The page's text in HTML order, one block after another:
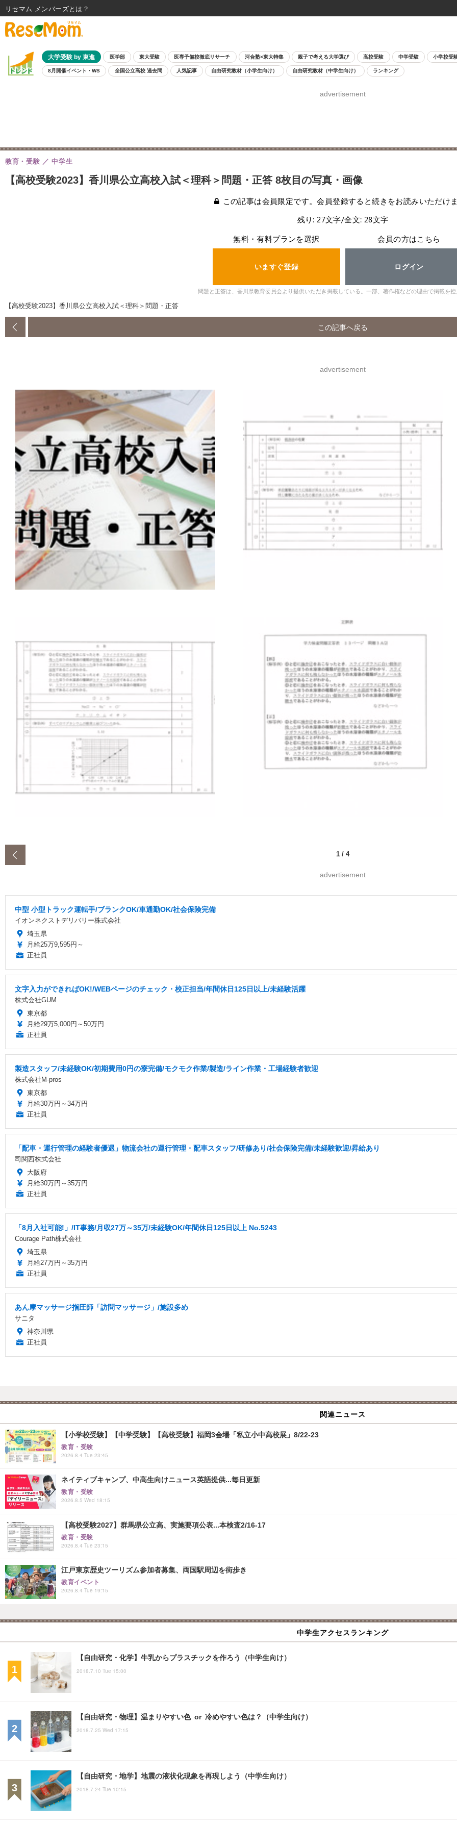
大学受験 by 東進 医学部 東大受験 医専予備校徹底リサーチ 河合塾×東大特集 親子で考える大学選び 高校受験 中学受験 小学校受
8月開催イベント・WS 全国公立高校 過去問 人気記事 自由研究教材（小学生向け） 自由研究教材（中学生向け） ランキング
advertisement
【高校受験2023】香川県公立高校入試＜理科＞問題・正答 8枚目の写真・画像
教育・受験 中学生
この記事は会員限定です。会員登録すると続きをお読みいただけま
残り: 27文字/全文: 28文字
無料・有料プランを選択
いますぐ登録
会員の方はこちら
ログイン
問題と正答は、香川県教育委員会より提供いただき掲載している。一部、著作権などの理由で掲載を
【高校受験2023】香川県公立高校入試＜理科＞問題・正答
この記事へ戻る
advertisement
1 / 4
advertisement
中型 小型トラック運転手/ブランクOK/車通勤OK/社会保険完備
イオンネクストデリバリー株式会社
埼玉県
月給25万9,595円～
正社員
文字入力ができればOK!/WEBページのチェック・校正担当/年間休日125日以上/未経験活躍
株式会社GUM
東京都
月給29万5,000円～50万円
正社員
製造スタッフ/未経験OK/初期費用0円の寮完備/モクモク作業/製造/ライン作業・工場経験者歓迎
株式会社M-pros
東京都
月給30万円～34万円
正社員
「配車・運行管理の経験者優遇」物流会社の運行管理・配車スタッフ/研修あり/社会保険完備/未経験歓迎/昇給あり
司関西株式会社
大阪府
月給30万円～35万円
正社員
「8月入社可能!」/IT事務/月収27万～35万/未経験OK/年間休日125日以上 No.5243
Courage Path株式会社
埼玉県
月給27万円～35万円
正社員
あん摩マッサージ指圧師「訪問マッサージ」/施設多め
サニタ
神奈川県
正社員
関連ニュース
【小学校受験】【中学受験】【高校受験】福岡3会場「私立小中高校展」8/22-23
教育・受験
2026.8.4 Tue 23:45
ネイティブキャンプ、中高生向けニュース英語提供...毎日更新
教育・受験
2026.8.5 Wed 18:15
【高校受験2027】群馬県公立高、実施要項公表...本検査2/16-17
教育・受験
2026.8.4 Tue 23:15
江戸東京歴史ツーリズム参加者募集、両国駅周辺を街歩き
教育イベント
2026.8.4 Tue 19:15
中学生アクセスランキング
【自由研究・化学】牛乳からプラスチックを作ろう（中学生向け）
2018.7.10 Tue 15:00
【自由研究・物理】温まりやすい色 or 冷めやすい色は？（中学生向け）
2018.7.25 Wed 17:15
【自由研究・地学】地震の液状化現象を再現しよう（中学生向け）
2018.7.24 Tue 10:15
リセマム メンバーズ